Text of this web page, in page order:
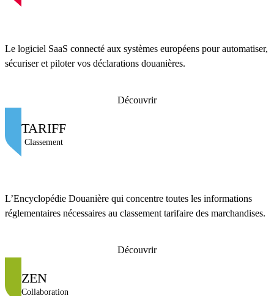
Le logiciel SaaS connecté aux systèmes européens pour automatiser,
sécuriser et piloter vos déclarations douanières.
Découvrir
TARIFF
Classement
L’Encyclopédie Douanière qui concentre toutes les informations
réglementaires nécessaires au classement tarifaire des marchandises.
Découvrir
ZEN
Collaboration